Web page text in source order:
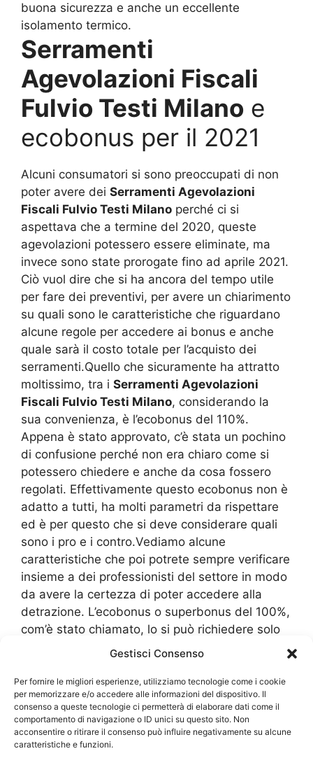
Gestisci Consenso
Per fornire le migliori esperienze, utilizziamo tecnologie come i cookie
per memorizzare e/o accedere alle informazioni del dispositivo. Il
consenso a queste tecnologie ci permetterà di elaborare dati come il
comportamento di navigazione o ID unici su questo sito. Non
acconsentire o ritirare il consenso può influire negativamente su alcune
caratteristiche e funzioni.
buona sicurezza e anche un eccellente
isolamento termico.
Serramenti
Agevolazioni Fiscali
Fulvio Testi Milano e
ecobonus per il 2021
Alcuni consumatori si sono preoccupati di non
poter avere dei Serramenti Agevolazioni
Fiscali Fulvio Testi Milano perché ci si
aspettava che a termine del 2020, queste
agevolazioni potessero essere eliminate, ma
invece sono state prorogate fino ad aprile 2021.
Ciò vuol dire che si ha ancora del tempo utile
per fare dei preventivi, per avere un chiarimento
su quali sono le caratteristiche che riguardano
alcune regole per accedere ai bonus e anche
quale sarà il costo totale per l’acquisto dei
serramenti.Quello che sicuramente ha attratto
moltissimo, tra i Serramenti Agevolazioni
Fiscali Fulvio Testi Milano, considerando la
sua convenienza, è l’ecobonus del 110%.
Appena è stato approvato, c’è stata un pochino
di confusione perché non era chiaro come si
potessero chiedere e anche da cosa fossero
regolati. Effettivamente questo ecobonus non è
adatto a tutti, ha molti parametri da rispettare
ed è per questo che si deve considerare quali
sono i pro e i contro.Vediamo alcune
caratteristiche che poi potrete sempre verificare
insieme a dei professionisti del settore in modo
da avere la certezza di poter accedere alla
detrazione. L’ecobonus o superbonus del 100%,
com’è stato chiamato, lo si può richiedere solo
unito ad altri lavori che riguardano l’intero
Isolamento termico per almeno un’incidenza
del 25% della superfice dell’immobile, ma con
un massimo di 60.000 euro
Sostituzione di impianti di riscaldamento o